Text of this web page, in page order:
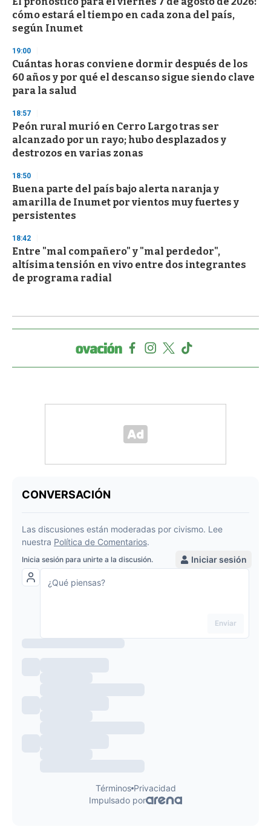
cómo estará el tiempo en cada zona del país,
según Inumet
19:00
Cuántas horas conviene dormir después de los
60 años y por qué el descanso sigue siendo clave
para la salud
18:57
Peón rural murió en Cerro Largo tras ser
alcanzado por un rayo; hubo desplazados y
destrozos en varias zonas
18:50
Buena parte del país bajo alerta naranja y
amarilla de Inumet por vientos muy fuertes y
persistentes
18:42
Entre "mal compañero" y "mal perdedor",
altísima tensión en vivo entre dos integrantes
de programa radial